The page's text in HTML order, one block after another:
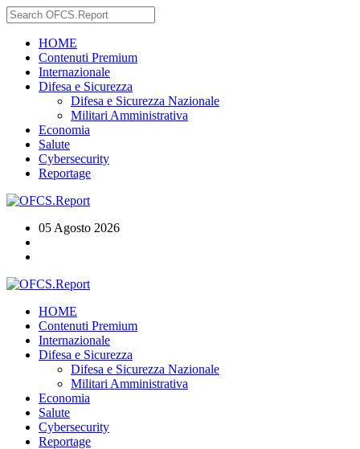
HOME
Contenuti Premium
Internazionale
Difesa e Sicurezza
Difesa e Sicurezza Nazionale
Militari Amministrativa
Economia
Salute
Cybersecurity
Reportage
05 Agosto 2026
HOME
Contenuti Premium
Internazionale
Difesa e Sicurezza
Difesa e Sicurezza Nazionale
Militari Amministrativa
Economia
Salute
Cybersecurity
Reportage